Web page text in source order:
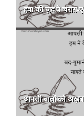
हवा की ज़द पे
आपसी बातों को